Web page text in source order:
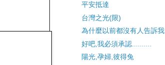
平安抵達
台灣之光(限)
為什麼以前都沒有人告訴我
好吧,我必須承認..........
陽光,孕婦,彼得兔